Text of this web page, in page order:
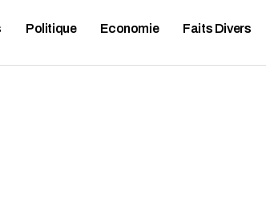
Politique Economie Faits Divers